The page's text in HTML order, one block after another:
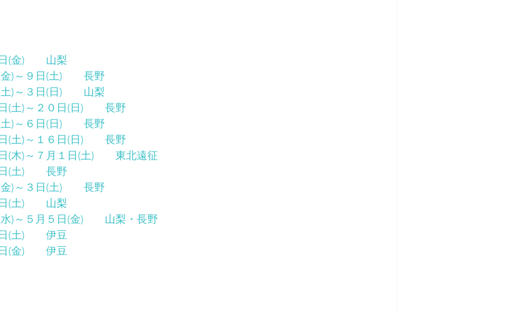
(金)　　山梨
)～９日(土)　　長野
)～３日(日)　　山梨
(土)～２０日(日)　　長野
)～６日(日)　　長野
(土)～１６日(日)　　長野
(木)～７月１日(土)　　東北遠征
(土)　　長野
)～３日(土)　　長野
(土)　　山梨
)～５月５日(金)　　山梨・長野
(土)　　伊豆
(金)　　伊豆